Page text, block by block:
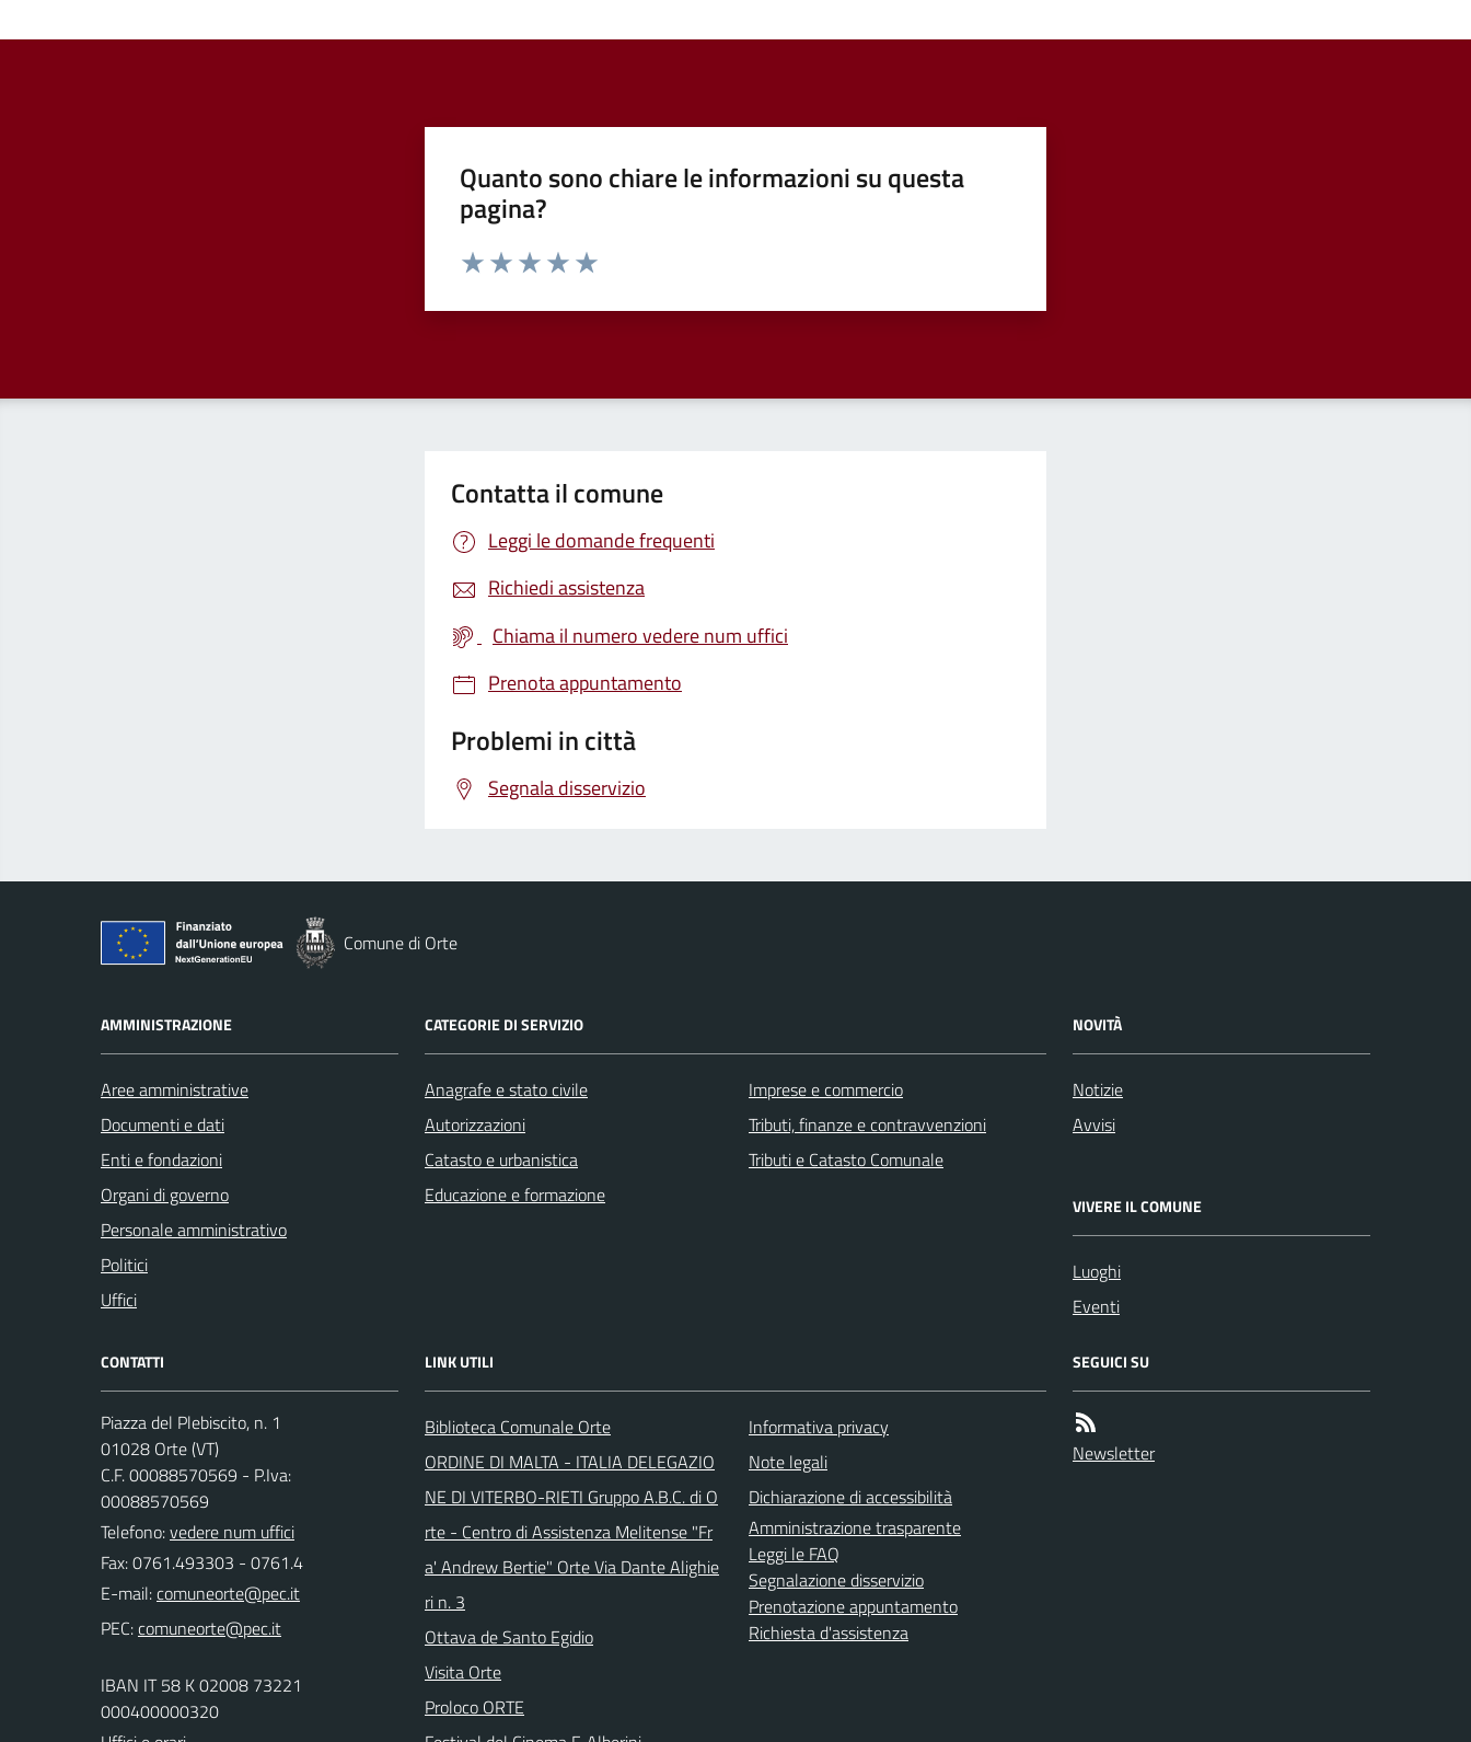
Quanto sono chiare le informazioni su questa
pagina?
Valuta da 1 a 5 stelle la pagina
Contatta il comune
Leggi le domande frequenti
Richiedi assistenza
Chiama il numero vedere num uffici
Prenota appuntamento
Problemi in città
Segnala disservizio
Comune di Orte
AMMINISTRAZIONE
Aree amministrative
Documenti e dati
Enti e fondazioni
Organi di governo
Personale amministrativo
Politici
Uffici
CATEGORIE DI SERVIZIO
Anagrafe e stato civile
Autorizzazioni
Catasto e urbanistica
Educazione e formazione
Imprese e commercio
Tributi, finanze e contravvenzioni
Tributi e Catasto Comunale
NOVITÀ
Notizie
Avvisi
VIVERE IL COMUNE
Luoghi
Eventi
CONTATTI
Piazza del Plebiscito, n. 1
01028 Orte (VT)
C.F. 00088570569 - P.Iva:
00088570569
Telefono:vedere num uffici
Fax: 0761.493303 - 0761.4
E-mail:
PEC:
IBAN IT 58 K 02008 73221
000400000320
LINK UTILI
Biblioteca Comunale Orte
ORDINE DI MALTA - ITALIA DELEGAZIO
NE DI VITERBO-RIETI Gruppo A.B.C. di O
rte - Centro di Assistenza Melitense "Fr
a' Andrew Bertie" Orte Via Dante Alighie
ri n. 3
Ottava de Santo Egidio
Visita Orte
Proloco ORTE
Informativa privacy
Note legali
Dichiarazione di accessibilità
Amministrazione trasparente
Leggi le FAQ
Segnalazione disservizio
Prenotazione appuntamento
Richiesta d'assistenza
SEGUICI SU
Newsletter